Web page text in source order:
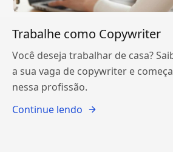
Trabalhe como Copywriter
Você deseja trabalhar de casa?
a sua vaga de copywriter e
nessa profissão.
Continue lendo